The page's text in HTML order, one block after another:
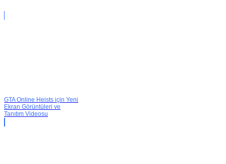
GTA Online Heists için Yeni
Ekran Görüntüleri ve
Tanıtım Videosu